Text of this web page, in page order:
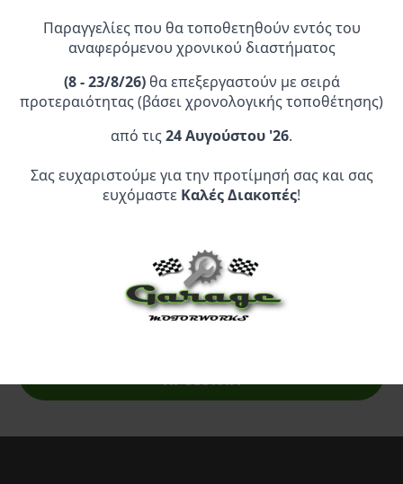
Προσθήκη Στο
Καλάθι
Προσθήκη Στο
Καλάθι
Επίσημος Αντιπρόσωπος:
Service Point:
ΠΡΟΪΟΝΤΑ
Παραγγελίες που θα τοποθετηθούν εντός του
αναφερόμενου χρονικού διαστήματος
(8 - 23/8/26)θα επεξεργαστούν με σειρά
προτεραιότητας (βάσει χρονολογικής τοποθέτησης)
από τις24 Αυγούστου '26.
Σας ευχαριστούμε για την προτίμησή σας και σας
ευχόμαστε Καλές Διακοπές!